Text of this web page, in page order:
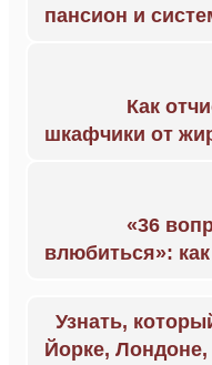
пансион и
Как
шкафчики от
«36
влюбиться»:
Узнать,
Йорке, Лондоне,